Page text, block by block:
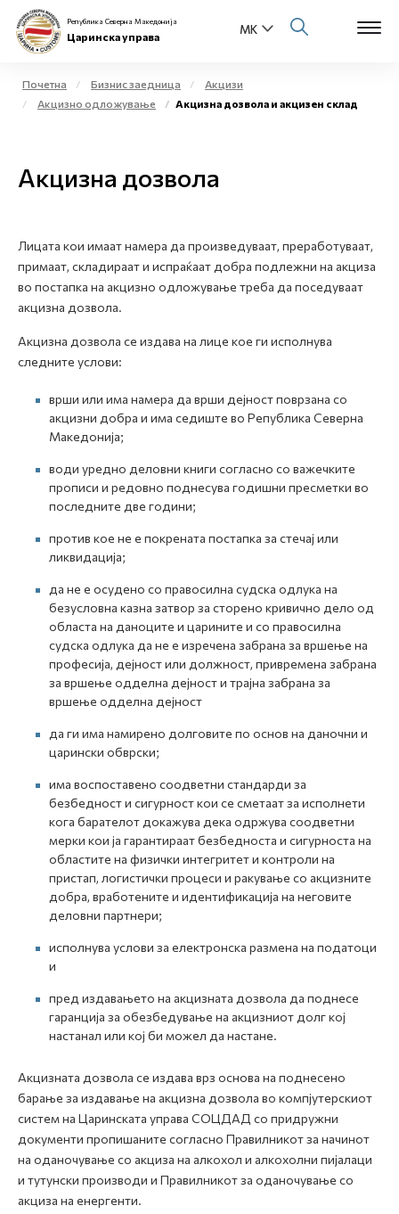
Физички лица
Open
Е-Царина
Open
Медиа центар
Контакт
Е-Весник
Република Северна Македонија
Царинска управа
Почетна Бизнис заедница
Акцизи
Акцизно одложување
Акцизна дозвола и акцизен склад
Акцизна дозвола
Лицата кои имаат намера да произведуваат, преработуваат,
примаат, складираат и испраќаат добра подлежни на акциза
во постапка на акцизно одложување треба да поседуваат
акцизна дозвола.
Акцизна дозвола се издава на лице кое ги исполнува
следните услови:
врши или има намера да врши дејност поврзана со
акцизни добра и има седиште во Република Северна
Македонија;
води уредно деловни книги согласно со важечките
прописи и редовно поднесува годишни пресметки во
последните две години;
против кое не е покрената постапка за стечај или
ликвидација;
да не е осудено со правосилна судска одлука на
безусловна казна затвор за сторено кривично дело од
областа на даноците и царините и со правосилна
судска одлука да не е изречена забрана за вршење на
професија, дејност или должност, привремена забрана
за вршење одделна дејност и трајна забрана за
вршење одделна дејност
да ги има намирено долговите по основ на даночни и
царински обврски;
има воспоставено соодветни стандарди за
безбедност и сигурност кои се сметаат за исполнети
кога барателот докажува дека одржува соодветни
мерки кои ја гарантираат безбедноста и сигурноста на
областите на физички интегритет и контроли на
пристап, логистички процеси и ракување со акцизните
добра, вработените и идентификација на неговите
деловни партнери;
исполнува услови за електронска размена на податоци
и
пред издавањето на акцизната дозвола да поднесе
гаранција за обезбедување на акцизниот долг кој
настанал или кој би можел да настане.
Акцизната дозвола се издава врз основа на поднесено
барање за издавање на акцизна дозвола во компјутерскиот
систем на Царинската управа СОЦДАД со придружни
документи пропишаните согласно Правилникот за начинот
на оданочување со акциза на алкохол и алкохолни пијалаци
и тутунски производи и Правилникот за оданочување со
акциза на енергенти.